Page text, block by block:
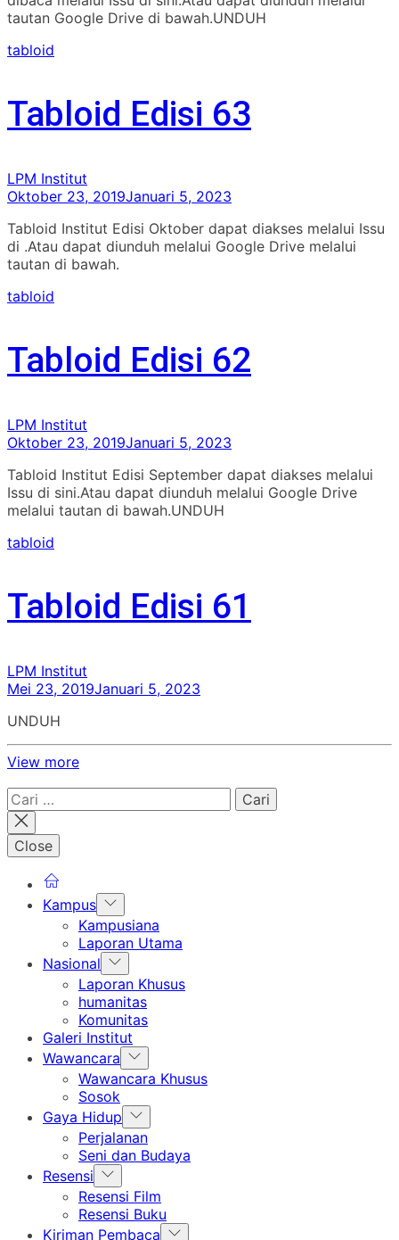
tautan Google Drive di bawah.UNDUH
tabloid
Tabloid Edisi 63
LPM Institut
Oktober 23, 2019Januari 5, 2023
Tabloid Institut Edisi Oktober dapat diakses melalui Issu
di .Atau dapat diunduh melalui Google Drive melalui
tautan di bawah.
tabloid
Tabloid Edisi 62
LPM Institut
Oktober 23, 2019Januari 5, 2023
Tabloid Institut Edisi September dapat diakses melalui
Issu di sini.Atau dapat diunduh melalui Google Drive
melalui tautan di bawah.UNDUH
tabloid
Tabloid Edisi 61
LPM Institut
Mei 23, 2019Januari 5, 2023
UNDUH
View more
Cari
untuk:
Close
Kampus Show
sub
menu
Kampusiana
Laporan Utama
Nasional Show
sub
menu
Laporan Khusus
humanitas
Komunitas
Galeri Institut
Wawancara Show
sub
Wawancara Khusus
Sosok
Gaya Hidup Show
sub
menu
Perjalanan
Seni dan Budaya
Resensi Show
sub
menu
Resensi Film
Resensi Buku
Kiriman Pembaca Show